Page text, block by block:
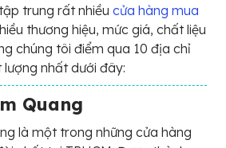
trung rất nhiều cửa hàng mua
thương hiệu, mức giá, chất liệu
chúng tôi điểm qua 10 địa chỉ
nhất dưới đây:
Quang
là một trong những cửa hàng